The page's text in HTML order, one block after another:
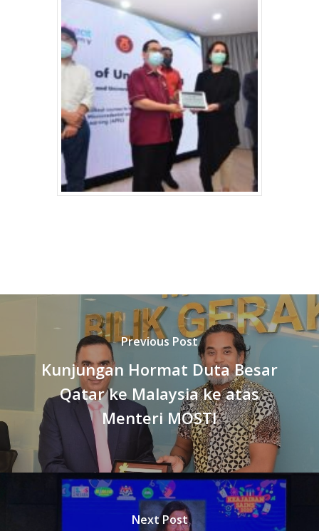
Previous Post
Kunjungan Hormat Duta Besar
Qatar ke Malaysia ke atas
Menteri MOSTI
Next Post